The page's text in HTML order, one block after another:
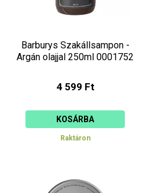
Barburys Szakállsampon -
Argán olajjal 250ml 0001752
4 599 Ft
KOSÁRBA
Raktáron